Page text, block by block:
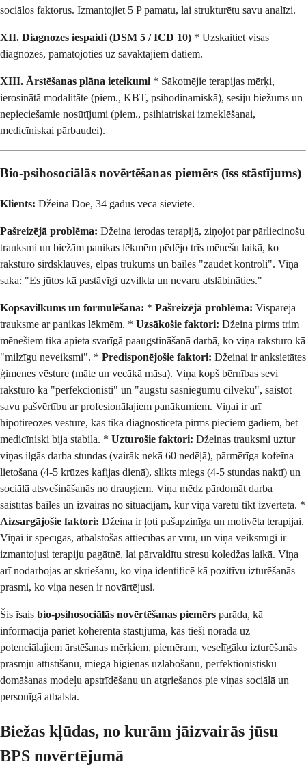
sociālos faktorus. Izmantojiet 5 P pamatu, lai strukturētu savu analīzi.
XII. Diagnozes iespaidi (DSM 5 / ICD 10) * Uzskaitiet visas
diagnozes, pamatojoties uz savāktajiem datiem.
XIII. Ārstēšanas plāna ieteikumi * Sākotnējie terapijas mērķi,
ierosinātā modalitāte (piem., KBT, psihodinamiskā), sesiju biežums un
nepieciešamie nosūtījumi (piem., psihiatriskai izmeklēšanai,
medicīniskai pārbaudei).
Bio-psihosociālās novērtēšanas piemērs (īss stāstījums)
Klients: Džeina Doe, 34 gadus veca sieviete.
Pašreizējā problēma: Džeina ierodas terapijā, ziņojot par pārliecinošu
trauksmi un biežām panikas lēkmēm pēdējo trīs mēnešu laikā, ko
raksturo sirdsklauves, elpas trūkums un bailes "zaudēt kontroli". Viņa
saka: "Es jūtos kā pastāvīgi uzvilkta un nevaru atslābināties."
Kopsavilkums un formulēšana: * Pašreizējā problēma: Vispārēja
trauksme ar panikas lēkmēm. * Uzsākošie faktori: Džeina pirms trim
mēnešiem tika apieta svarīgā paaugstināšanā darbā, ko viņa raksturo kā
"milzīgu neveiksmi". * Predisponējošie faktori: Džeinai ir anksietātes
ģimenes vēsture (māte un vecākā māsa). Viņa kopš bērnības sevi
raksturo kā "perfekcionisti" un "augstu sasniegumu cilvēku", saistot
savu pašvērtību ar profesionālajiem panākumiem. Viņai ir arī
hipotireozes vēsture, kas tika diagnosticēta pirms pieciem gadiem, bet
medicīniski bija stabila. * Uzturošie faktori: Džeinas trauksmi uztur
viņas ilgās darba stundas (vairāk nekā 60 nedēļā), pārmērīga kofeīna
lietošana (4-5 krūzes kafijas dienā), slikts miegs (4-5 stundas naktī) un
sociālā atsvešināšanās no draugiem. Viņa mēdz pārdomāt darba
saistītās bailes un izvairās no situācijām, kur viņa varētu tikt izvērtēta. *
Aizsargājošie faktori: Džeina ir ļoti pašapzinīga un motivēta terapijai.
Viņai ir spēcīgas, atbalstošas attiecības ar vīru, un viņa veiksmīgi ir
izmantojusi terapiju pagātnē, lai pārvaldītu stresu koledžas laikā. Viņa
arī nodarbojas ar skriešanu, ko viņa identificē kā pozitīvu izturēšanās
prasmi, ko viņa nesen ir novārtējusi.
Šis īsais bio-psihosociālās novērtēšanas piemērs parāda, kā
informācija pāriet koherentā stāstījumā, kas tieši norāda uz
potenciālajiem ārstēšanas mērķiem, piemēram, veselīgāku izturēšanās
prasmju attīstīšanu, miega higiēnas uzlabošanu, perfektionistisku
domāšanas modeļu apstrīdēšanu un atgriešanos pie viņas sociālā un
personīgā atbalsta.
Biežas kļūdas, no kurām jāizvairās jūsu
BPS novērtējumā